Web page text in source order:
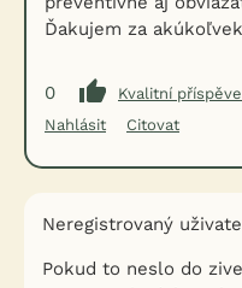
Ďakujem za
0
Kvalitní
Nahlásit
Citovat
Neregistrovaný
Pokud to neslo do